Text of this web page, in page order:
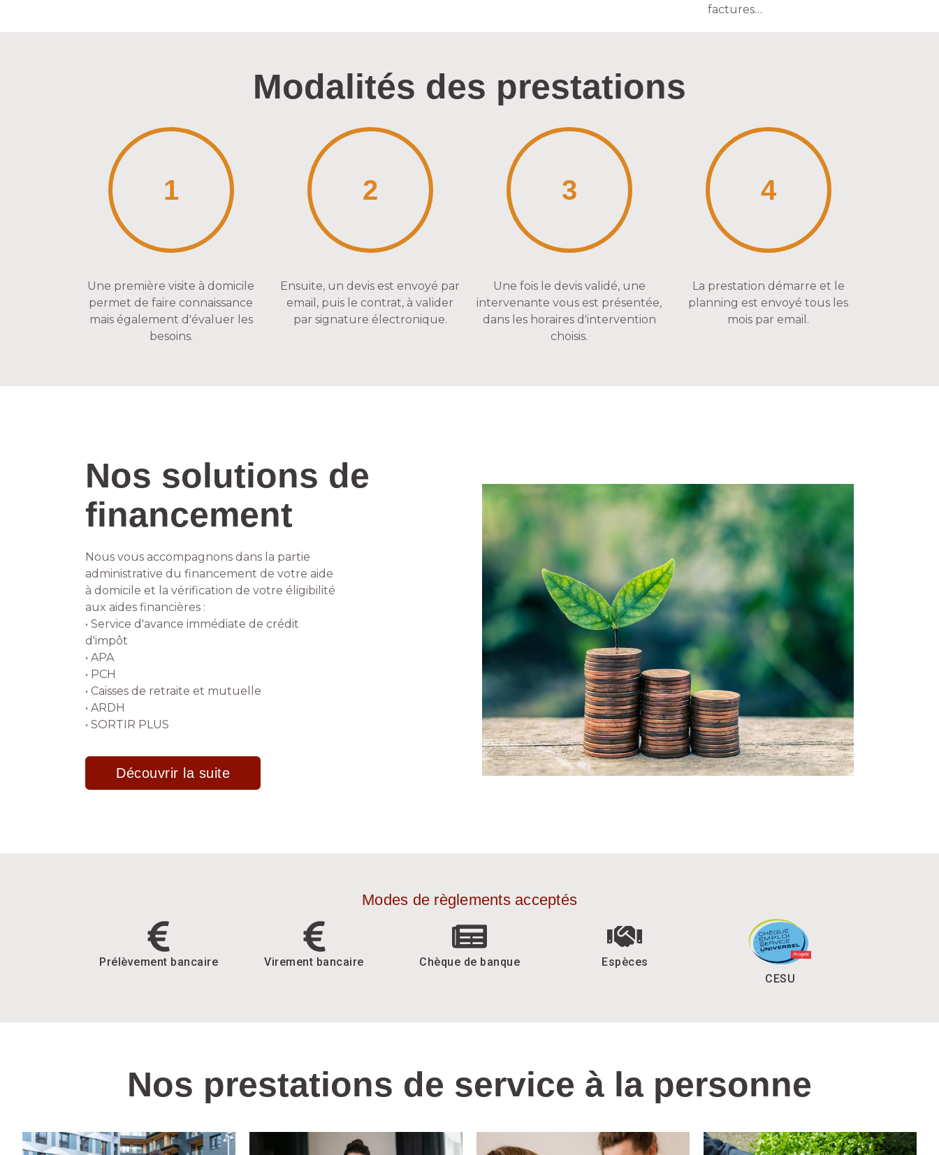
factures…
Modalités des prestations
1
Une première visite à domicile
permet de faire connaissance
mais également d'évaluer les
besoins.
2
Ensuite, un devis est envoyé par
email, puis le contrat, à valider
par signature électronique.
3
Une fois le devis validé, une
intervenante vous est présentée,
dans les horaires d'intervention
choisis.
4
La prestation démarre et le
planning est envoyé tous les
mois par email.
Nos solutions de
financement
Nous vous accompagnons dans la partie
administrative du financement de votre aide
à domicile et la vérification de votre éligibilité
aux aides financières :
• Service d'avance immédiate de crédit
d'impôt
• APA
• PCH
• Caisses de retraite et mutuelle
• ARDH
• SORTIR PLUS
Découvrir la suite
Modes de règlements acceptés
Prélèvement bancaire Virement bancaire Chèque de banque
Espèces
CESU
Nos prestations de service à la personne